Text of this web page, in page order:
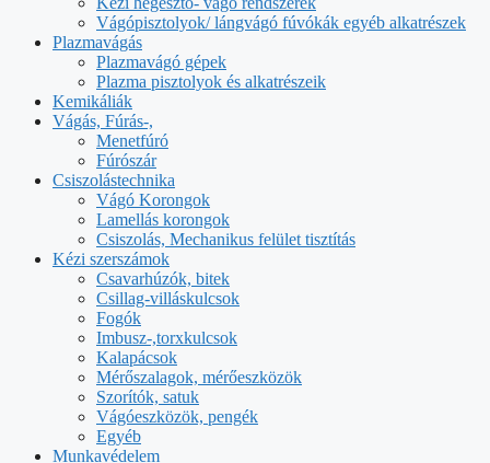
Vágópisztolyok/ lángvágó fúvókák egyéb alkatrészek
Plazmavágás
Plazmavágó gépek
Plazma pisztolyok és alkatrészeik
Kemikáliák
Vágás, Fúrás-,
Menetfúró
Fúrószár
Csiszolástechnika
Vágó Korongok
Lamellás korongok
Csiszolás, Mechanikus felület tisztítás
Kézi szerszámok
Csavarhúzók, bitek
Csillag-villáskulcsok
Fogók
Imbusz-,torxkulcsok
Kalapácsok
Mérőszalagok, mérőeszközök
Szorítók, satuk
Vágóeszközök, pengék
Egyéb
Munkavédelem